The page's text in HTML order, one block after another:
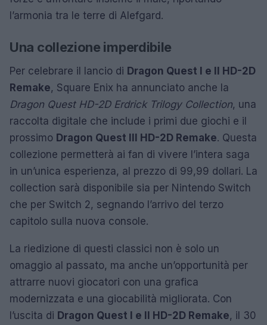
l’armonia tra le terre di Alefgard.
Una collezione imperdibile
Per celebrare il lancio di Dragon Quest I e II HD-2D
Remake, Square Enix ha annunciato anche la
Dragon Quest HD-2D Erdrick Trilogy Collection, una
raccolta digitale che include i primi due giochi e il
prossimo Dragon Quest III HD-2D Remake. Questa
collezione permetterà ai fan di vivere l’intera saga
in un’unica esperienza, al prezzo di 99,99 dollari. La
collection sarà disponibile sia per Nintendo Switch
che per Switch 2, segnando l’arrivo del terzo
capitolo sulla nuova console.
La riedizione di questi classici non è solo un
omaggio al passato, ma anche un’opportunità per
attrarre nuovi giocatori con una grafica
modernizzata e una giocabilità migliorata. Con
l’uscita di Dragon Quest I e II HD-2D Remake, il 30